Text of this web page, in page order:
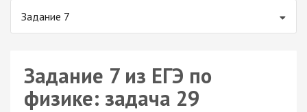
Задание 7
Задание 7 из ЕГЭ по
физике: задача 29